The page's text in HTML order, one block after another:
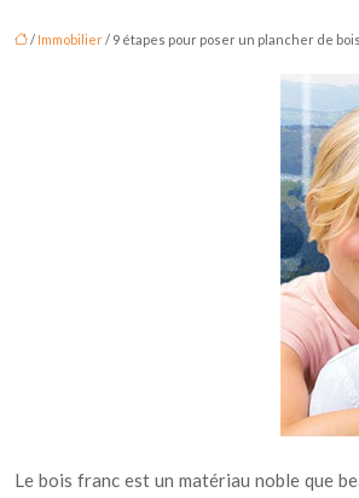
/ Immobilier/ 9 étapes pour poser un plancher de
Le bois franc est un matériau noble que